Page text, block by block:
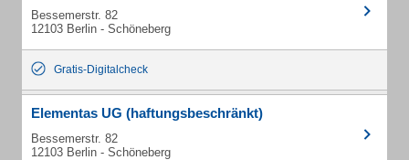
Bessemerstr. 82
12103 Berlin - Schöneberg
Gratis-Digitalcheck
Elementas UG (haftungsbeschränkt)
Bessemerstr. 82
12103 Berlin - Schöneberg